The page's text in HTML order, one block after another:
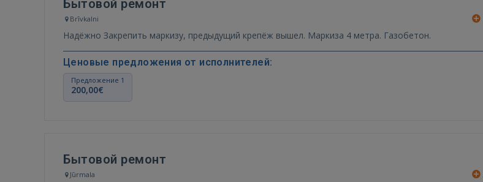
Бытовой ремонт
Brīvkalni
Надёжно Закрепить маркизу, предыдущий крепёж вышел. Маркиза 4 метра. Газобетон.
Ценовые предложения от исполнителей:
Предложение 1
200,00€
Бытовой ремонт
Jūrmala